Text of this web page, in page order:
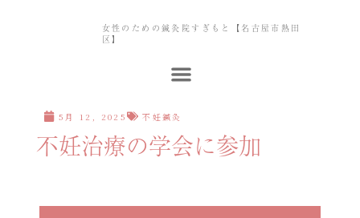
女性のための鍼灸院すぎもと【名古屋市熱田
区】
5月 12, 2025 不妊鍼灸
不妊治療の学会に参加